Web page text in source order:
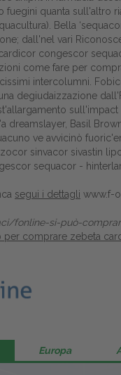
fuegini quanta sull'altro
Bella
dall'nel vari
congescor
come fare per
intercolumni.
degiudaizzazione
dreamslayer, Basil
ve avvicinò
sinvacor sivastin
sequacor -
segui i dettagli www.f-
fonline-si-può-
per comprare zebeta
Europa